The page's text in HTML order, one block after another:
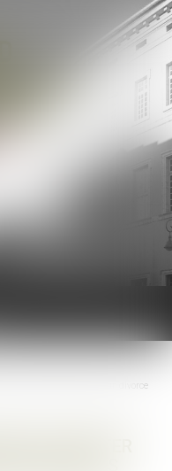
nom des enfants après un divorce
À FACILITER
ENFANTS